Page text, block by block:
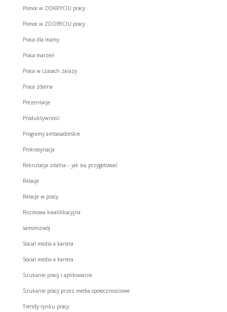
Pomoc w ODKRYCIU pracy
Pomoc w ZDOBYCIU pracy
Praca dla mamy
Praca marzeń
Praca w czasach zarazy
Praca zdalna
Prezentacje
Produktywność
Programy ambasadorskie
Prokrasynacja
Rekrutacja zdalna – jak się przygotować
Relacje
Relacje w pracy
Rozmowa kwalifikacyjna
samorozwój
Social media a kariera
Social media a kariera
Szukanie pracy i aplikowanie
Szukanie pracy przez media społecznościowe
Trendy rynku pracy